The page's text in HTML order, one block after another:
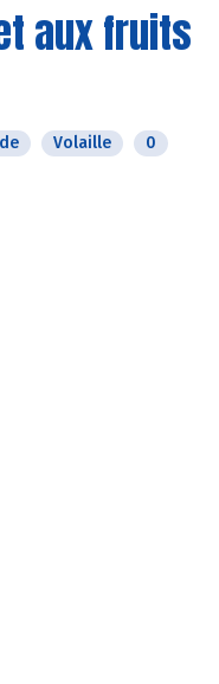
aux fruits
Volaille 0